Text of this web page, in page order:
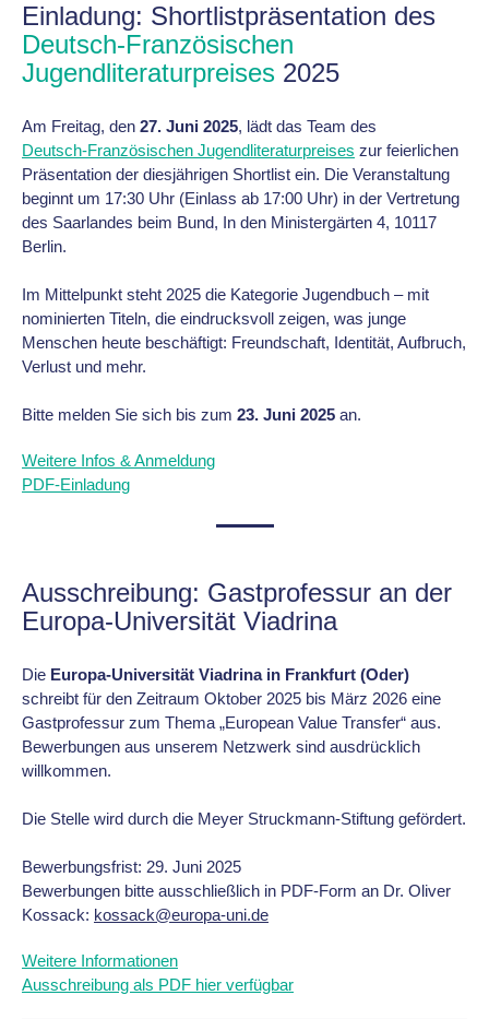
Einladung: Shortlistpräsentation des
Deutsch-Französischen
Jugendliteraturpreises 2025
Am Freitag, den 27. Juni 2025, lädt das Team des
Deutsch-Französischen Jugendliteraturpreises zur feierlichen
Präsentation der diesjährigen Shortlist ein. Die Veranstaltung
beginnt um 17:30 Uhr (Einlass ab 17:00 Uhr) in der Vertretung
des Saarlandes beim Bund, In den Ministergärten 4, 10117
Berlin.
Im Mittelpunkt steht 2025 die Kategorie Jugendbuch – mit
nominierten Titeln, die eindrucksvoll zeigen, was junge
Menschen heute beschäftigt: Freundschaft, Identität, Aufbruch,
Verlust und mehr.
Bitte melden Sie sich bis zum 23. Juni 2025 an.
Weitere Infos & Anmeldung
PDF-Einladung
Ausschreibung: Gastprofessur an der
Europa-Universität Viadrina
Die Europa-Universität Viadrina in Frankfurt (Oder)
schreibt für den Zeitraum Oktober 2025 bis März 2026 eine
Gastprofessur zum Thema „European Value Transfer“ aus.
Bewerbungen aus unserem Netzwerk sind ausdrücklich
willkommen.
Die Stelle wird durch die Meyer Struckmann-Stiftung gefördert.
Bewerbungsfrist: 29. Juni 2025
Bewerbungen bitte ausschließlich in PDF-Form an Dr. Oliver
Kossack: kossack@europa-uni.de
Weitere Informationen
Ausschreibung als PDF hier verfügbar